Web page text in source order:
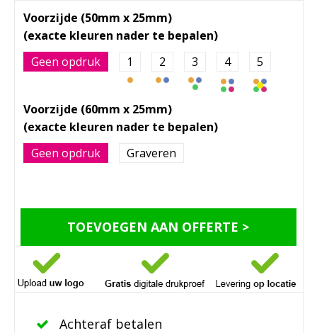
Voorzijde (50mm x 25mm)
Geen opdruk 1 2 3 4 5
Voorzijde (60mm x 25mm)
Geen opdruk Graveren
TOEVOEGEN AAN OFFERTE >
Achteraf betalen